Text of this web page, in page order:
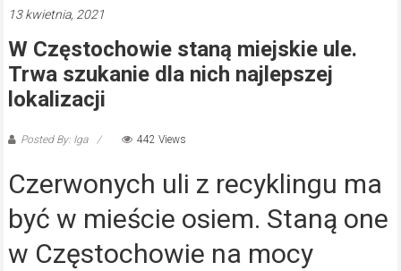
13 kwietnia, 2021
W Częstochowie staną miejskie ule.
Trwa szukanie dla nich najlepszej
lokalizacji
Posted By: Iga 442 Views
Czerwonych uli z recyklingu ma
być w mieście osiem. Staną one
w Częstochowie na mocy